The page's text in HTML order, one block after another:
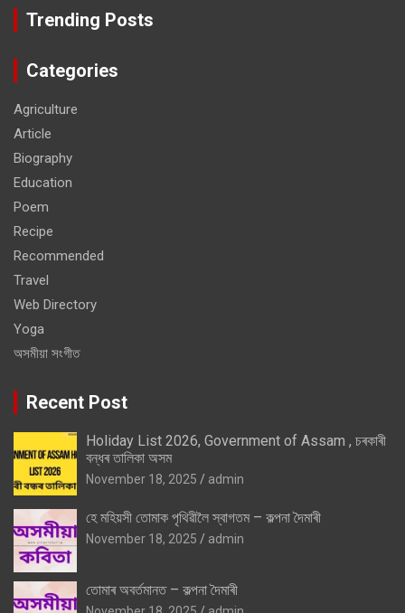
Trending Posts
Categories
Agriculture
Article
Biography
Education
Poem
Recipe
Recommended
Travel
Web Directory
Yoga
অসমীয়া সংগীত
Recent Post
Holiday List 2026, Government of Assam , চৰকাৰী
বন্ধৰ তালিকা অসম
November 18, 2025 admin
হে মহিয়সী তোমাক পৃথিৱীলৈ স্বাগতম – কল্পনা দৈমাৰী
November 18, 2025 admin
তোমাৰ অবৰ্তমানত – কল্পনা দৈমাৰী